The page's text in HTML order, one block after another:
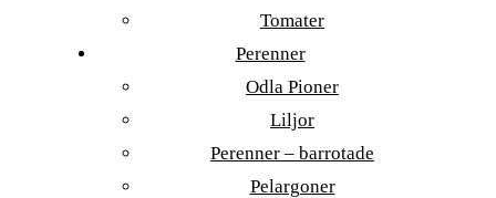
Tomater
Perenner
Odla Pioner
Liljor
Perenner – barrotade
Pelargoner